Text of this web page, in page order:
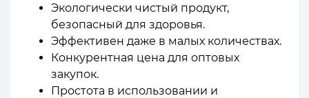
Экологически чистый продукт,
безопасный для здоровья.
Эффективен даже в малых количествах.
Конкурентная цена для оптовых
закупок.
Простота в использовании и